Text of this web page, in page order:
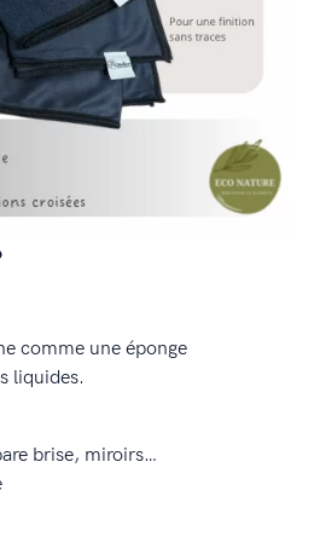
comme une éponge
liquides.
brise, miroirs…